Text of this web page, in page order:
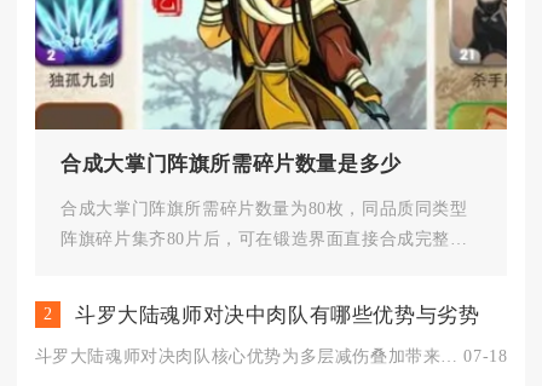
合成大掌门阵旗所需碎片数量是多少
合成大掌门阵旗所需碎片数量为80枚，同品质同类型
阵旗碎片集齐80片后，可在锻造界面直接合成完整阵
2 斗罗大陆魂师对决中肉队有哪些优势与劣势
斗罗大陆魂师对决肉队核心优势为多层减伤叠加带来极高生存容错，... 07-18